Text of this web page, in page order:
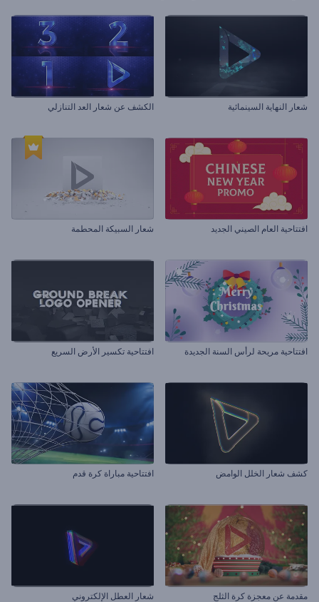
شعار النهاية السينمائية الكشف عن شعار العد التنازلي
افتتاحية العام الصيني الجديد شعار السبيكة المحطمة
افتتاحية مريحة لرأس السنة الجديدة افتتاحية تكسير الأرض السريع
كشف شعار الخلل الوامض افتتاحية مباراة كرة قدم
مقدمة عن معجزة كرة الثلج شعار العطل الإلكتروني